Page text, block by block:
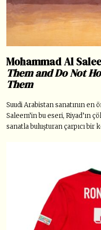
Mohammad Al
Them and Do Not
Them
Suudi Arabistan sanatının
Saleem’in bu eseri,Riyad’ın
sanatla buluşturan çarpıcı bir